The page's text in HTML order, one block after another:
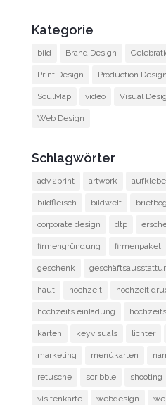
Kategorie
bild Brand Design
Print Design Production Design
SoulMap video Visual
Web Design
Schlagwörter
adv.2print artwork
bildfleisch bildwelt
corporate design dtp
firmengründung firmenpaket
geschenk
haut hochzeit hochzeit
hochzeits einladung
karten keyvisuals lichter
marketing menükarten
retusche scribble shooting
visitenkarte webdesign